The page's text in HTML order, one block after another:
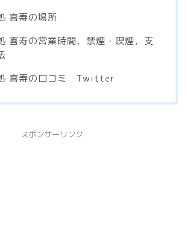
喜寿の場所
喜寿の営業時間，禁煙・喫煙，支
喜寿の口コミ Twitter
スポンサーリンク